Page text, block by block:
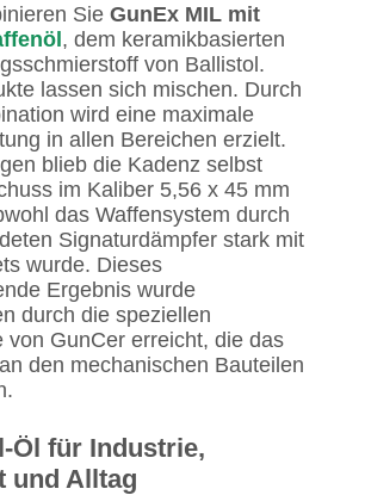
Sie GunEx MIL mit
, dem keramikbasierten
von Ballistol.
lassen sich mischen. Durch
wird eine maximale
in allen Bereichen erzielt.
blieb die Kadenz selbst
im Kaliber 5,56 x 45 mm
das Waffensystem durch
Signaturdämpfer stark mit
wurde. Dieses
Ergebnis wurde
durch die speziellen
von GunCer erreicht, die das
den mechanischen Bauteilen
Öl für Industrie,
und Alltag